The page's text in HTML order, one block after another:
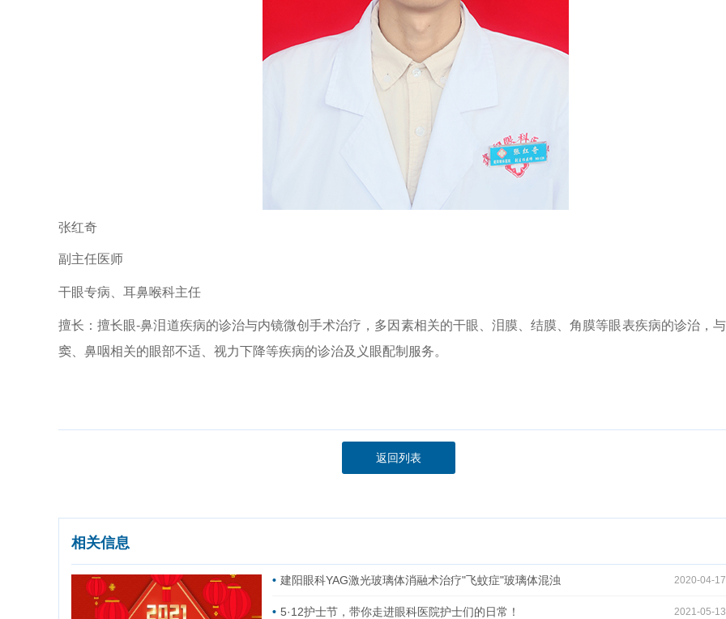
张红奇
副主任医师
干眼专病、耳鼻喉科主任
擅长：擅长眼-鼻泪道疾病的诊治与内镜微创手术治疗，多因素相关的干眼、泪膜、结膜、角膜等眼表疾病的诊治，
窦、鼻咽相关的眼部不适、视力下降等疾病的诊治及义眼配制服务。
返回列表
相关信息
建阳眼科YAG激光玻璃体消融术治疗"飞蚊症"玻璃体混浊 2020-04-17
5·12护士节，带你走进眼科医院护士们的日常！ 2021-05-13